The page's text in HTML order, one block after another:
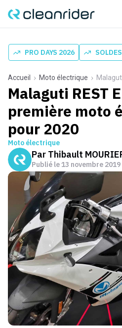
PRO DAYS 2026
Accueil Moto électrique Malaguti
Malaguti REST
première moto
pour 2020
Moto électrique
Par Thibault
Publié le13 novembre 2019